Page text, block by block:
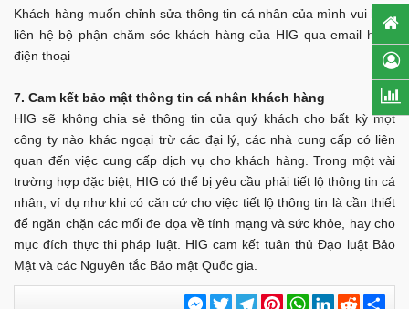
Khách hàng muốn chỉnh sửa thông tin cá nhân của mình vui lòng
liên hệ bộ phận chăm sóc khách hàng của HIG qua email hoặc
điện thoại
7. Cam kết bảo mật thông tin cá nhân khách hàng
HIG sẽ không chia sẻ thông tin của quý khách cho bất kỳ một
công ty nào khác ngoại trừ các đại lý, các nhà cung cấp có liên
quan đến việc cung cấp dịch vụ cho khách hàng. Trong một vài
trường hợp đặc biệt, HIG có thể bị yêu cầu phải tiết lộ thông tin cá
nhân, ví dụ như khi có căn cứ cho việc tiết lộ thông tin là cần thiết
để ngăn chặn các mối đe dọa về tính mạng và sức khỏe, hay cho
mục đích thực thi pháp luật. HIG cam kết tuân thủ Đạo luật Bảo
Mật và các Nguyên tắc Bảo mật Quốc gia.
Messenger
TwitterTelegramPinterestWhatsApp
LinkedIn
Reddit